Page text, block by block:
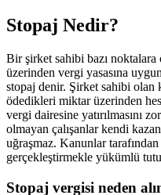
Stopaj Nedir?
Bir şirket sahibi bazı noktalara
üzerinden vergi yasasına
stopaj denir. Şirket sahibi olan
ödedikleri miktar üzerinden
vergi dairesine yatırılmasını
olmayan çalışanlar kendi
uğraşmaz. Kanunlar
gerçekleştirmekle yükümlü
Stopaj vergisi neden